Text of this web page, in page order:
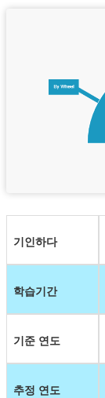
기인하다
학습기간
기준 연도
추정 연도